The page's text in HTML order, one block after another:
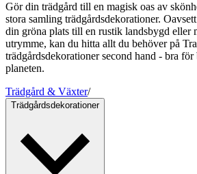
Gör din trädgård till en magisk oas av
stora samling trädgårdsdekorationer.
din gröna plats till en rustik landsbygd eller
utrymme, kan du hitta allt du behöver på
trädgårdsdekorationer second hand - bra
planeten.
Trädgård & Växter/
Trädgårdsdekorationer